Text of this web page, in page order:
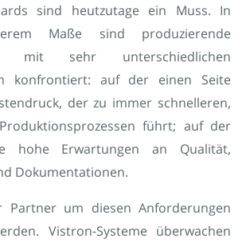
sind heutzutage ein Muss. In
Maße sind produzierende
mit sehr unterschiedlichen
konfrontiert: auf der einen Seite
der zu immer schnelleren,
führt; auf der
hohe Erwartungen an Qualität,
Dokumentationen.
um diesen Anforderungen
Vistron-Systeme überwachen